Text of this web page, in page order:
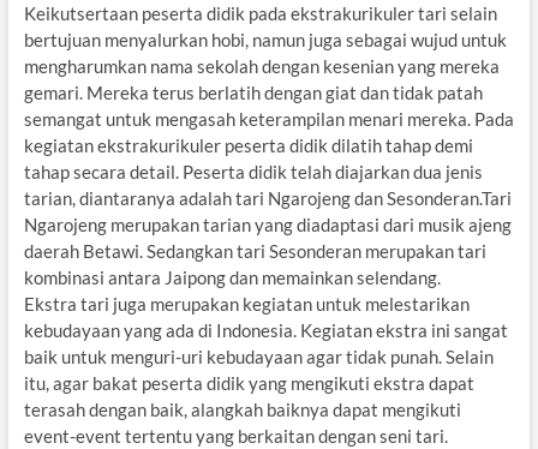
Keikutsertaan peserta didik pada ekstrakurikuler tari selain
bertujuan menyalurkan hobi, namun juga sebagai wujud untuk
mengharumkan nama sekolah dengan kesenian yang mereka
gemari. Mereka terus berlatih dengan giat dan tidak patah
semangat untuk mengasah keterampilan menari mereka. Pada
kegiatan ekstrakurikuler peserta didik dilatih tahap demi
tahap secara detail. Peserta didik telah diajarkan dua jenis
tarian, diantaranya adalah tari Ngarojeng dan Sesonderan.Tari
Ngarojeng merupakan tarian yang diadaptasi dari musik ajeng
daerah Betawi. Sedangkan tari Sesonderan merupakan tari
kombinasi antara Jaipong dan memainkan selendang.
Ekstra tari juga merupakan kegiatan untuk melestarikan
kebudayaan yang ada di Indonesia. Kegiatan ekstra ini sangat
baik untuk menguri-uri kebudayaan agar tidak punah. Selain
itu, agar bakat peserta didik yang mengikuti ekstra dapat
terasah dengan baik, alangkah baiknya dapat mengikuti
event-event tertentu yang berkaitan dengan seni tari.